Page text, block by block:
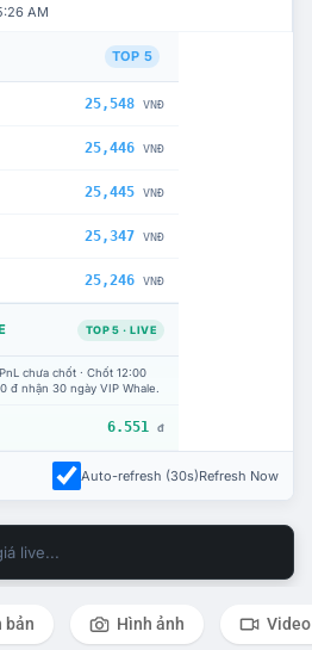
AM
TOP 5
25,548 VNĐ
25,446 VNĐ
25,445 VNĐ
25,347 VNĐ
25,246 VNĐ
TOP 5 · LIVE
chưa chốt · Chốt 12:00
đ nhận 30 ngày VIP Whale.
6.551 đ
Auto-refresh (30s)Refresh Now
live...
bản Hình ảnh Video